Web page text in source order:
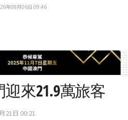
年08月06日 09:46
來21.9萬旅客
21日 00:21